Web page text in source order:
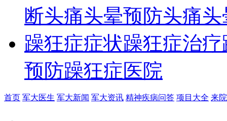
断头痛头晕预防头痛
躁狂症症状躁狂症治疗
预防躁狂症医院
首页 军大医生 军大新闻 军大资讯 精神疾病问答 项目大全 来